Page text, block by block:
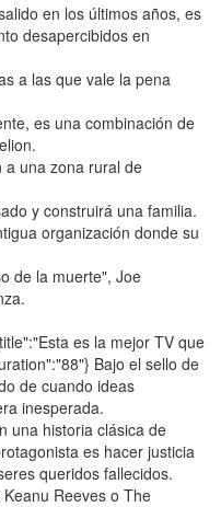
en los últimos años, es
desapercibidos en
a las que vale la pena
es una combinación de
a una zona rural de
y construirá una familia.
organización donde su
de la muerte", Joe
es la mejor TV que
Bajo el sello de
de cuando ideas
inesperada.
una historia clásica de
es hacer justicia
queridos fallecidos.
Reeves o The